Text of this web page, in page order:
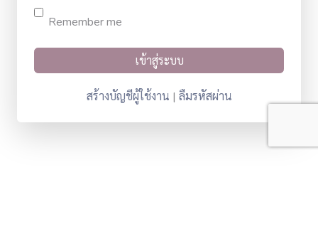
Remember me
สร้างบัญชีผู้ใช้งาน | ลืมรหัสผ่าน